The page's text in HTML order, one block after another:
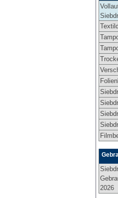
2026